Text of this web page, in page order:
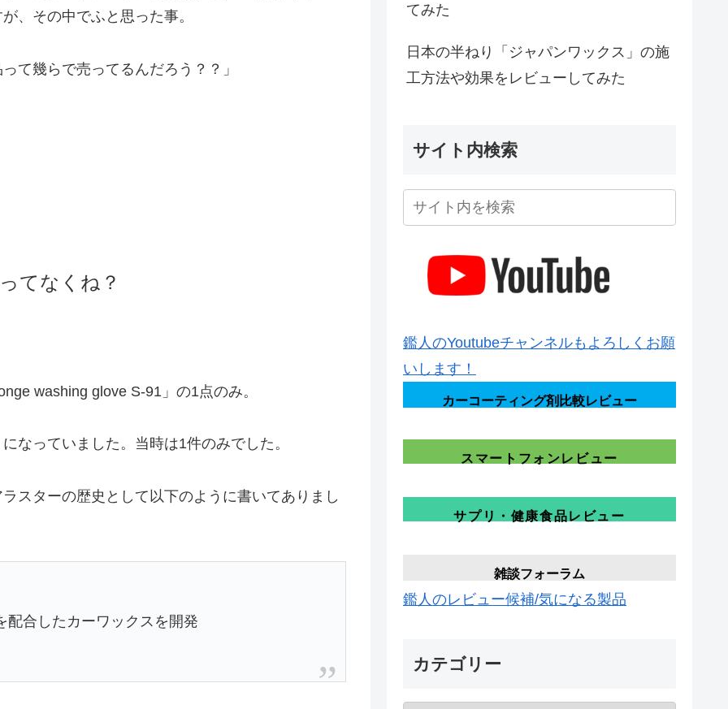
、その中でふと思った事。
て幾らで売ってるんだろう？？」
てなくね？
washing glove S-91」の1点のみ。
なっていました。当時は1件のみでした。
スターの歴史として以下のように書いてありまし
配合したカーワックスを開発
てみた
日本の半ねり「ジャパンワックス」の施
工方法や効果をレビューしてみた
サイト内検索
鑑人のYoutubeチャンネルもよろしくお願
いします！
カーコーティング剤比較レビュー
スマートフォンレビュー
サプリ・健康食品レビュー
雑談フォーラム
鑑人のレビュー候補/気になる製品
カテゴリー